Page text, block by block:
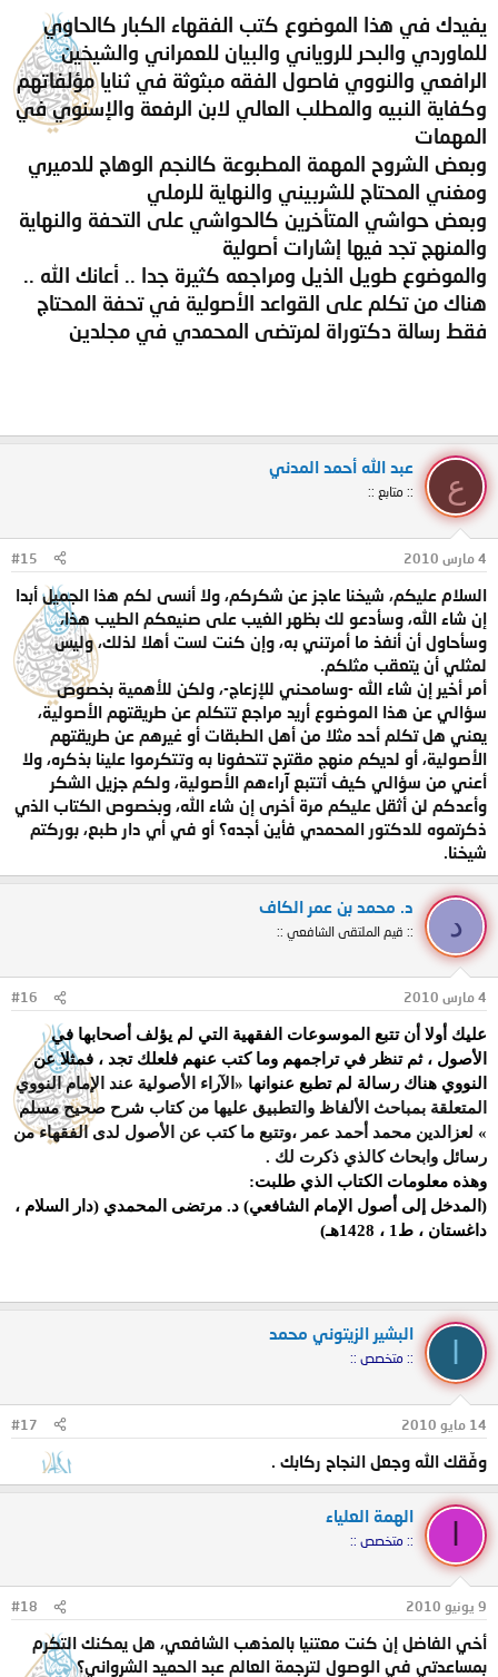
يفيدك في هذا الموضوع كتب الفقهاء الكبار كالحاوي
للماوردي والبحر للروياني والبيان للعمراني والشيخين
الرافعي والنووي فاصول الفقه مبثوثة في ثنايا مؤلفاتهم
وكفاية النبيه والمطلب العالي لابن الرفعة والإسنوي في
المهمات
وبعض الشروح المهمة المطبوعة كالنجم الوهاج للدميري
ومغني المحتاج للشربيني والنهاية للرملي
وبعض حواشي المتأخرين كالحواشي على التحفة والنهاية
والمنهج تجد فيها إشارات أصولية
والموضوع طويل الذيل ومراجعه كثيرة جدا .. أعانك الله ..
هناك من تكلم على القواعد الأصولية في تحفة المحتاج
فقط رسالة دكتوراة لمرتضى المحمدي في مجلدين
ع
عبد الله أحمد المدني
:: متابع ::
4 مارس 2010 #15
السلام عليكم، شيخنا عاجز عن شكركم، ولا أنسى لكم هذا الجميل أبدا
إن شاء الله، وسأدعو لك بظهر الغيب على صنيعكم الطيب هذا،
وسأحاول أن أنفذ ما أمرتني به، وإن كنت لست أهلا لذلك، وليس
لمثلي أن يتعقب مثلكم.
أمر أخير إن شاء الله -وسامحني للإزعاج-، ولكن للأهمية بخصوص
سؤالي عن هذا الموضوع أريد مراجع تتكلم عن طريقتهم الأصولية،
يعني هل تكلم أحد مثلا من أهل الطبقات أو غيرهم عن طريقتهم
الأصولية، أو لديكم منهج مقترح تتحفونا به وتتكرموا علينا بذكره، ولا
أعني من سؤالي كيف أتتبع آراءهم الأصولية، ولكم جزيل الشكر
وأعدكم لن أثقل عليكم مرة أخرى إن شاء الله، وبخصوص الكتاب الذي
ذكرتموه للدكتور المحمدي فأين أجده؟ أو في أي دار طبع، بوركتم
شيخنا.
د
د. محمد بن عمر الكاف
:: قيم الملتقى الشافعي ::
4 مارس 2010 #16
عليك أولا أن تتبع الموسوعات الفقهية التي لم يؤلف أصحابها في
الأصول ، ثم تنظر في تراجمهم وما كتب عنهم فلعلك تجد ، فمثلا عن
النووي هناك رسالة لم تطبع عنوانها « الآراء الأصولية عند الإمام النووي
المتعلقة بمباحث الألفاظ والتطبيق عليها من كتاب شرح صحيح مسلم
» لعزالدين محمد أحمد عمر ،وتتبع ما كتب عن الأصول لدى الفقهاء من
رسائل وابحاث كالذي ذكرت لك .
وهذه معلومات الكتاب الذي طلبت:
( المدخل إلى أصول الإمام الشافعي) د. مرتضى المحمدي (دار السلام ،
داغستان ، ط1 ، 1428هـ)
البشير الزيتوني محمد
:: متخصص ::
14 مايو 2010 #17
وفّقك الله وجعل النجاح ركابك .
الهمة العلياء
:: متخصص ::
9 يونيو 2010 #18
أخي الفاضل إن كنت معتنيا بالمذهب الشافعي، هل يمكنك التكرم
بمساعدتي في الوصول لترجمة العالم عبد الحميد الشرواني؟